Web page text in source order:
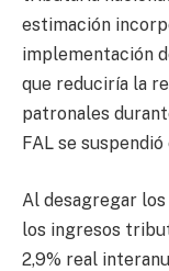
estimación
implementación
que reduciría la
patronales
FAL se
Al desagregar
los ingresos
2,9% real